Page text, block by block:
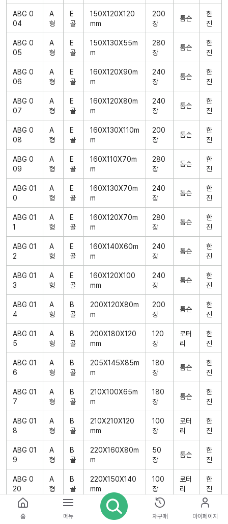
홈 메뉴 재구매 마이페이지
ABG 0
04
A
형
E
골
150X120X120
mm
200
장
톰슨
한
진
ABG 0
05
A
형
E
골
150X130X55m
m
280
장
톰슨
한
진
ABG 0
06
A
형
E
골
160X120X90m
m
240
장
톰슨
한
진
ABG 0
07
A
형
E
골
160X120X80m
m
240
장
톰슨
한
진
ABG 0
08
A
형
E
골
160X130X110m
m
200
장
톰슨
한
진
ABG 0
09
A
형
E
골
160X110X70m
m
280
장
톰슨
한
진
ABG 01
0
A
형
E
골
160X130X70m
m
240
장
톰슨
한
진
ABG 01
1
A
형
E
골
160X120X70m
m
280
장
톰슨
한
진
ABG 01
2
A
형
E
골
160X140X60m
m
240
장
톰슨
한
진
ABG 01
3
A
형
E
골
160X120X100
mm
240
장
톰슨
한
진
ABG 01
4
A
형
B
골
200X120X80m
m
200
장
톰슨
한
진
ABG 01
5
A
형
B
골
200X180X120
mm
120
장
로터
리
한
진
ABG 01
6
A
형
B
골
205X145X85m
m
180
장
톰슨
한
진
ABG 01
7
A
형
B
골
210X100X65m
m
180
장
톰슨
한
진
ABG 01
8
A
형
B
골
210X210X120
mm
100
장
로터
리
한
진
ABG 01
9
A
형
B
골
220X160X80m
m
50
장
톰슨
한
진
ABG 0
20
A
형
B
골
220X150X140
mm
100
장
로터
리
한
진
ABG 0
B
골
220X220X150
90
장
한
진